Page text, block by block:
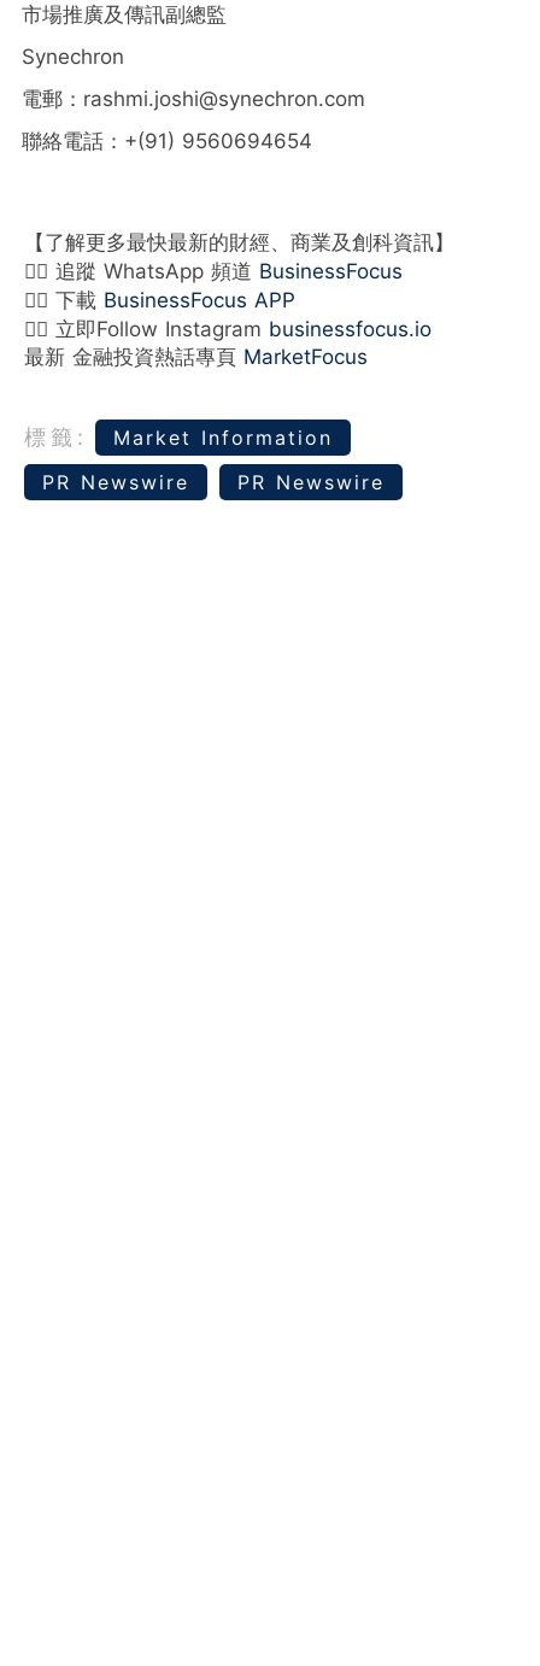
市場推廣及傳訊副總監
Synechron
電郵：rashmi.joshi@synechron.com
聯絡電話：+(91) 9560694654
【了解更多最快最新的財經、商業及創科資訊】
👉🏻 追蹤 WhatsApp 頻道 BusinessFocus
👉🏻 下載 BusinessFocus APP
👉🏻 立即Follow Instagram businessfocus.io
最新 金融投資熱話專頁 MarketFocus
標籤:
Market Information
PR Newswire
PR Newswire